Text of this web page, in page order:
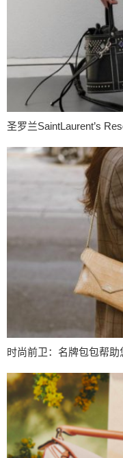
圣罗兰SaintLaurent’s
时尚前卫：名牌包包帮